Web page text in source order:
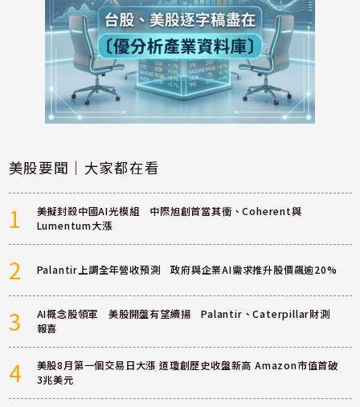
美股要聞｜大家都在看
1
美擬封殺中國AI光模組 中際旭創首當其衝、Coherent與
Lumentum大漲
2 Palantir上調全年營收預測 政府與企業AI需求推升股價飆逾20%
3
AI概念股領軍 美股開盤有望續揚 Palantir、Caterpillar財測
報喜
4
美股8月第一個交易日大漲 道瓊創歷史收盤新高 Amazon市值首破
3兆美元